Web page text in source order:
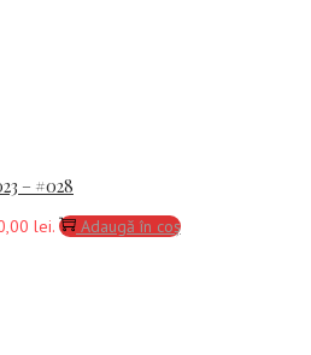
– #028
lei.
Adaugă în coș